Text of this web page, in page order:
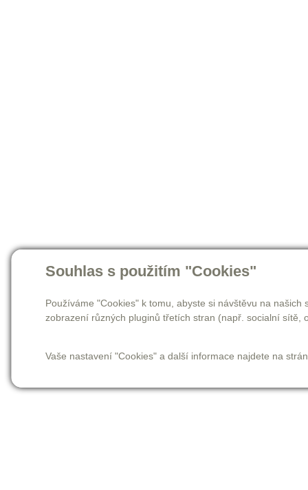
Souhlas s použitím "Cookies"
Používáme "Cookies" k tomu, abyste si návštěvu na
zobrazení různých pluginů třetích stran (např. socialní sítě,
Vaše nastavení "Cookies" a další informace najdete na